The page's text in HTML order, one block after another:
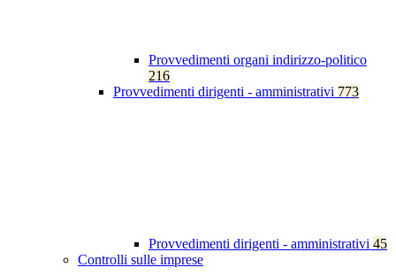
Provvedimenti organi indirizzo-politico
216
Provvedimenti dirigenti - amministrativi 773
Provvedimenti dirigenti - amministrativi 45
Controlli sulle imprese